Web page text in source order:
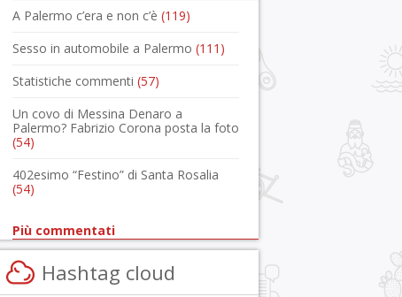
A Palermo c’era e non c’è (119)
Sesso in automobile a Palermo (111)
Statistiche commenti (57)
Un covo di Messina Denaro a
Palermo? Fabrizio Corona posta la foto
(54)
402esimo “Festino” di Santa Rosalia
(54)
Più commentati
Hashtag cloud